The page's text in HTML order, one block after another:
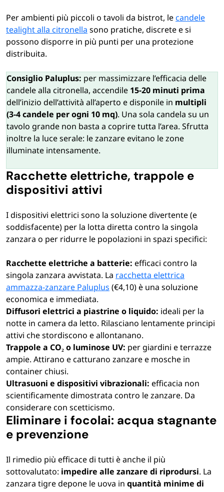
Per ambienti più piccoli o tavoli da bistrot, le candele
tealight alla citronella sono pratiche, discrete e si
possono disporre in più punti per una protezione
distribuita.
Consiglio Paluplus: per massimizzare l’efficacia delle
candele alla citronella, accendile 15-20 minuti prima
dell’inizio dell’attività all’aperto e disponile in multipli
(3-4 candele per ogni 10 mq). Una sola candela su un
tavolo grande non basta a coprire tutta l’area. Sfrutta
inoltre la luce serale: le zanzare evitano le zone
illuminate intensamente.
Racchette elettriche, trappole e
dispositivi attivi
I dispositivi elettrici sono la soluzione divertente (e
soddisfacente) per la lotta diretta contro la singola
zanzara o per ridurre le popolazioni in spazi specifici:
Racchette elettriche a batterie: efficaci contro la
singola zanzara avvistata. La racchetta elettrica
ammazza-zanzare Paluplus (€4,10) è una soluzione
economica e immediata.
Diffusori elettrici a piastrine o liquido: ideali per la
notte in camera da letto. Rilasciano lentamente principi
attivi che stordiscono e allontanano.
Trappole a CO₂ o luminose UV: per giardini e terrazze
ampie. Attirano e catturano zanzare e mosche in
container chiusi.
Ultrasuoni e dispositivi vibrazionali: efficacia non
scientificamente dimostrata contro le zanzare. Da
considerare con scetticismo.
Eliminare i focolai: acqua stagnante
e prevenzione
Il rimedio più efficace di tutti è anche il più
sottovalutato: impedire alle zanzare di riprodursi. La
zanzara tigre depone le uova in quantità minime di